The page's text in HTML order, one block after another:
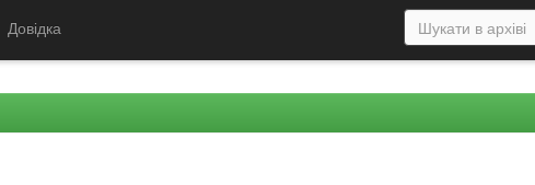
Довідка